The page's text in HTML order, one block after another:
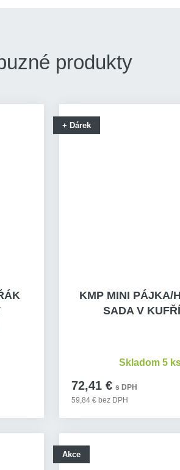
produkty
+ Dárek
KMP MINI PÁJKA/
SADA V
72,41 € s DPH
59,84 € bez DPH
Skladom 5
Akce